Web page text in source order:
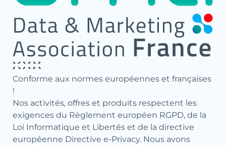
Conforme aux normes européennes et françaises
!
Nos activités, offres et produits respectent les
exigences du Règlement européen RGPD, de la
Loi Informatique et Libertés et de la directive
européenne Directive e-Privacy. Nous avons